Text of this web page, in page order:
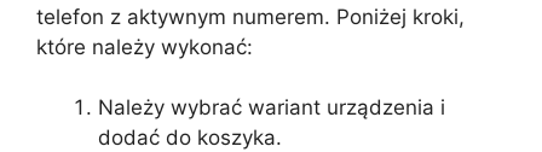
telefon z aktywnym numerem. Poniżej kroki,
które należy wykonać:
Należy wybrać wariant urządzenia i
dodać do koszyka.